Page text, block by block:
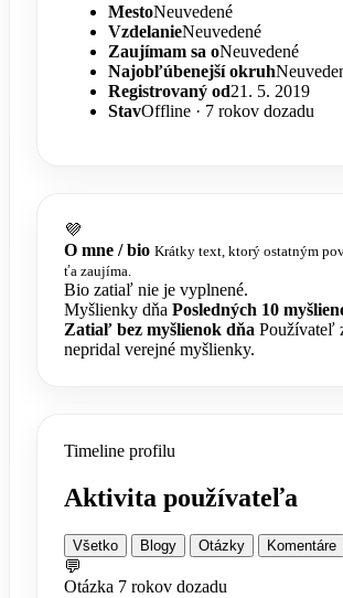
MestoNeuvedené
VzdelanieNeuvedené
Zaujímam sa oNeuvedené
Najobľúbenejší okruh
Registrovaný od21. 5. 2019
StavOffline · 7 rokov dozadu
💜
O mne / bio Krátky text, ktorý ostatným
ťa zaujíma.
Bio zatiaľ nie je vyplnené.
Myšlienky dňa Posledných 10
Zatiaľ bez myšlienok dňa Používateľ
nepridal verejné myšlienky.
Timeline profilu
Aktivita používateľa
Všetko Blogy Otázky Komentáre
💬
Otázka 7 rokov dozadu